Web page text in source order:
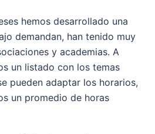
hemos desarrollado una
demandan, han tenido muy
y academias. A
un listado con los temas
pueden adaptar los horarios,
un promedio de horas